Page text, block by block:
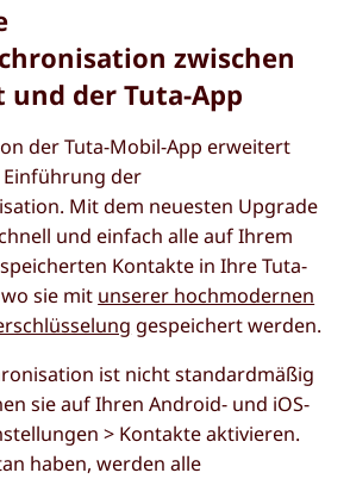
zwischen
der Tuta-App
der Tuta-Mobil-App erweitert
der
Mit dem neuesten Upgrade
und einfach alle auf Ihrem
Kontakte in Ihre Tuta-
sie mit unserer hochmodernen
gespeichert werden.
ist nicht standardmäßig
sie auf Ihren Android- und iOS-
> Kontakte aktivieren.
haben, werden alle